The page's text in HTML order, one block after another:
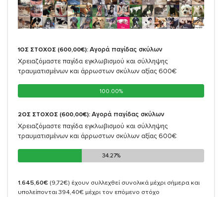
1ΟΣ ΣΤΟΧΟΣ (600,00€): Αγορά παγίδας σκύλων
Χρειαζόμαστε παγίδα εγκλωβισμού και σύλληψης
τραυματισμένων και άρρωστων σκύλων αξίας 600€
100.00%
100.00%
2ΟΣ ΣΤΟΧΟΣ (600,00€): Αγορά παγίδας σκύλων
Χρειαζόμαστε παγίδα εγκλωβισμού και σύλληψης
τραυματισμένων και άρρωστων σκύλων αξίας 600€
34.27%
34.27%
1.645,60€ (9,72€) έχουν συλλεχθεί συνολικά μέχρι σήμερα και
υπολείπονται 394,40€ μέχρι τον επόμενο στόχο